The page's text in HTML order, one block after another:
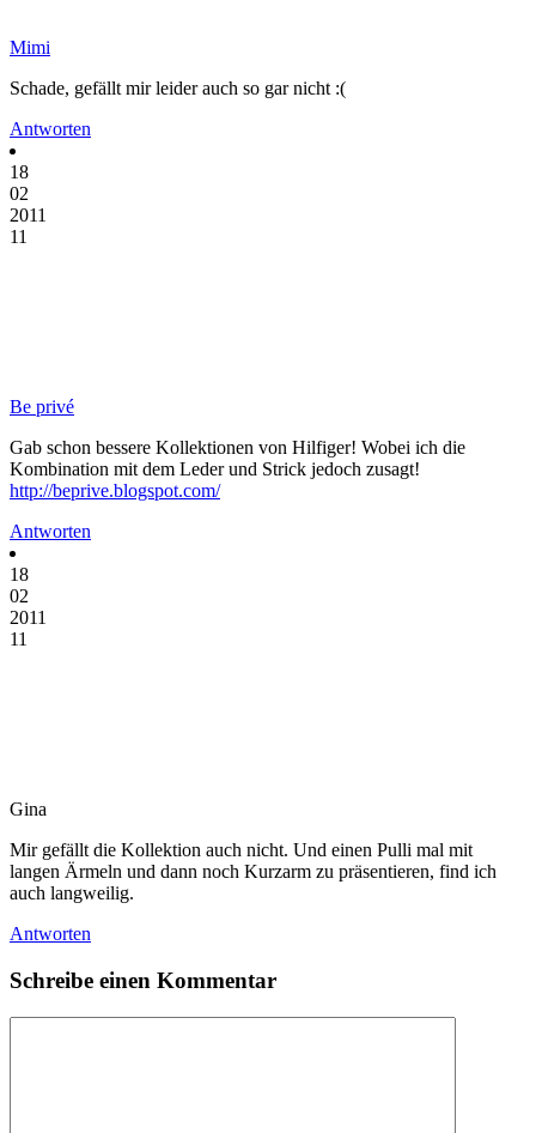
Mimi
Schade, gefällt mir leider auch so gar nicht :(
Antworten
18
02
2011
11
Be privé
Gab schon bessere Kollektionen von Hilfiger! Wobei ich die
Kombination mit dem Leder und Strick jedoch zusagt!
http://beprive.blogspot.com/
Antworten
18
02
2011
11
Gina
Mir gefällt die Kollektion auch nicht. Und einen Pulli mal mit
langen Ärmeln und dann noch Kurzarm zu präsentieren, find ich
auch langweilig.
Antworten
Schreibe einen Kommentar